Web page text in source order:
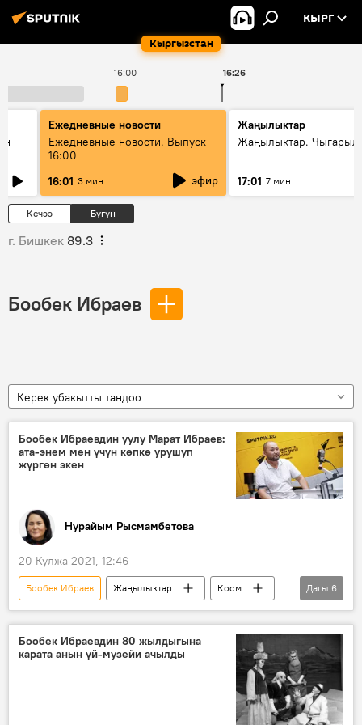
Кыргызстан
КЫРГ
16:00 16:26
Ежедневные новости
Ежедневные новости. Выпуск
16:00
16:01 3 мин эфир
Жаңылыктар
Жаңылыктар.
17:01 7 мин
Кечээ Бүгүн
г. Бишкек 89.3
Бообек Ибраев
Керек убакытты тандоо
Бообек Ибраевдин уулу Марат Ибраев:
ата-энем мен үчүн көпкө урушуп
жүргөн экен
Нурайым Рысмамбетова
20 Кулжа 2021, 12:46
Бообек Ибраев Жаңылыктар
Коом
Кыргызстан
театр
Нарын
режиссер
концерт Маданият
Дагы 6
Бообек Ибраевдин 80 жылдыгына
карата анын үй-музейи ачылды